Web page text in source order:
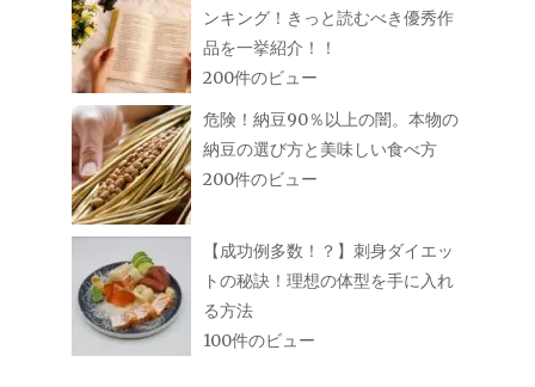
ンキング！きっと読むべき優秀作
品を一挙紹介！！
200件のビュー
危険！納豆90％以上の闇。本物の
納豆の選び方と美味しい食べ方
200件のビュー
【成功例多数！？】刺身ダイエッ
トの秘訣！理想の体型を手に入れ
る方法
100件のビュー